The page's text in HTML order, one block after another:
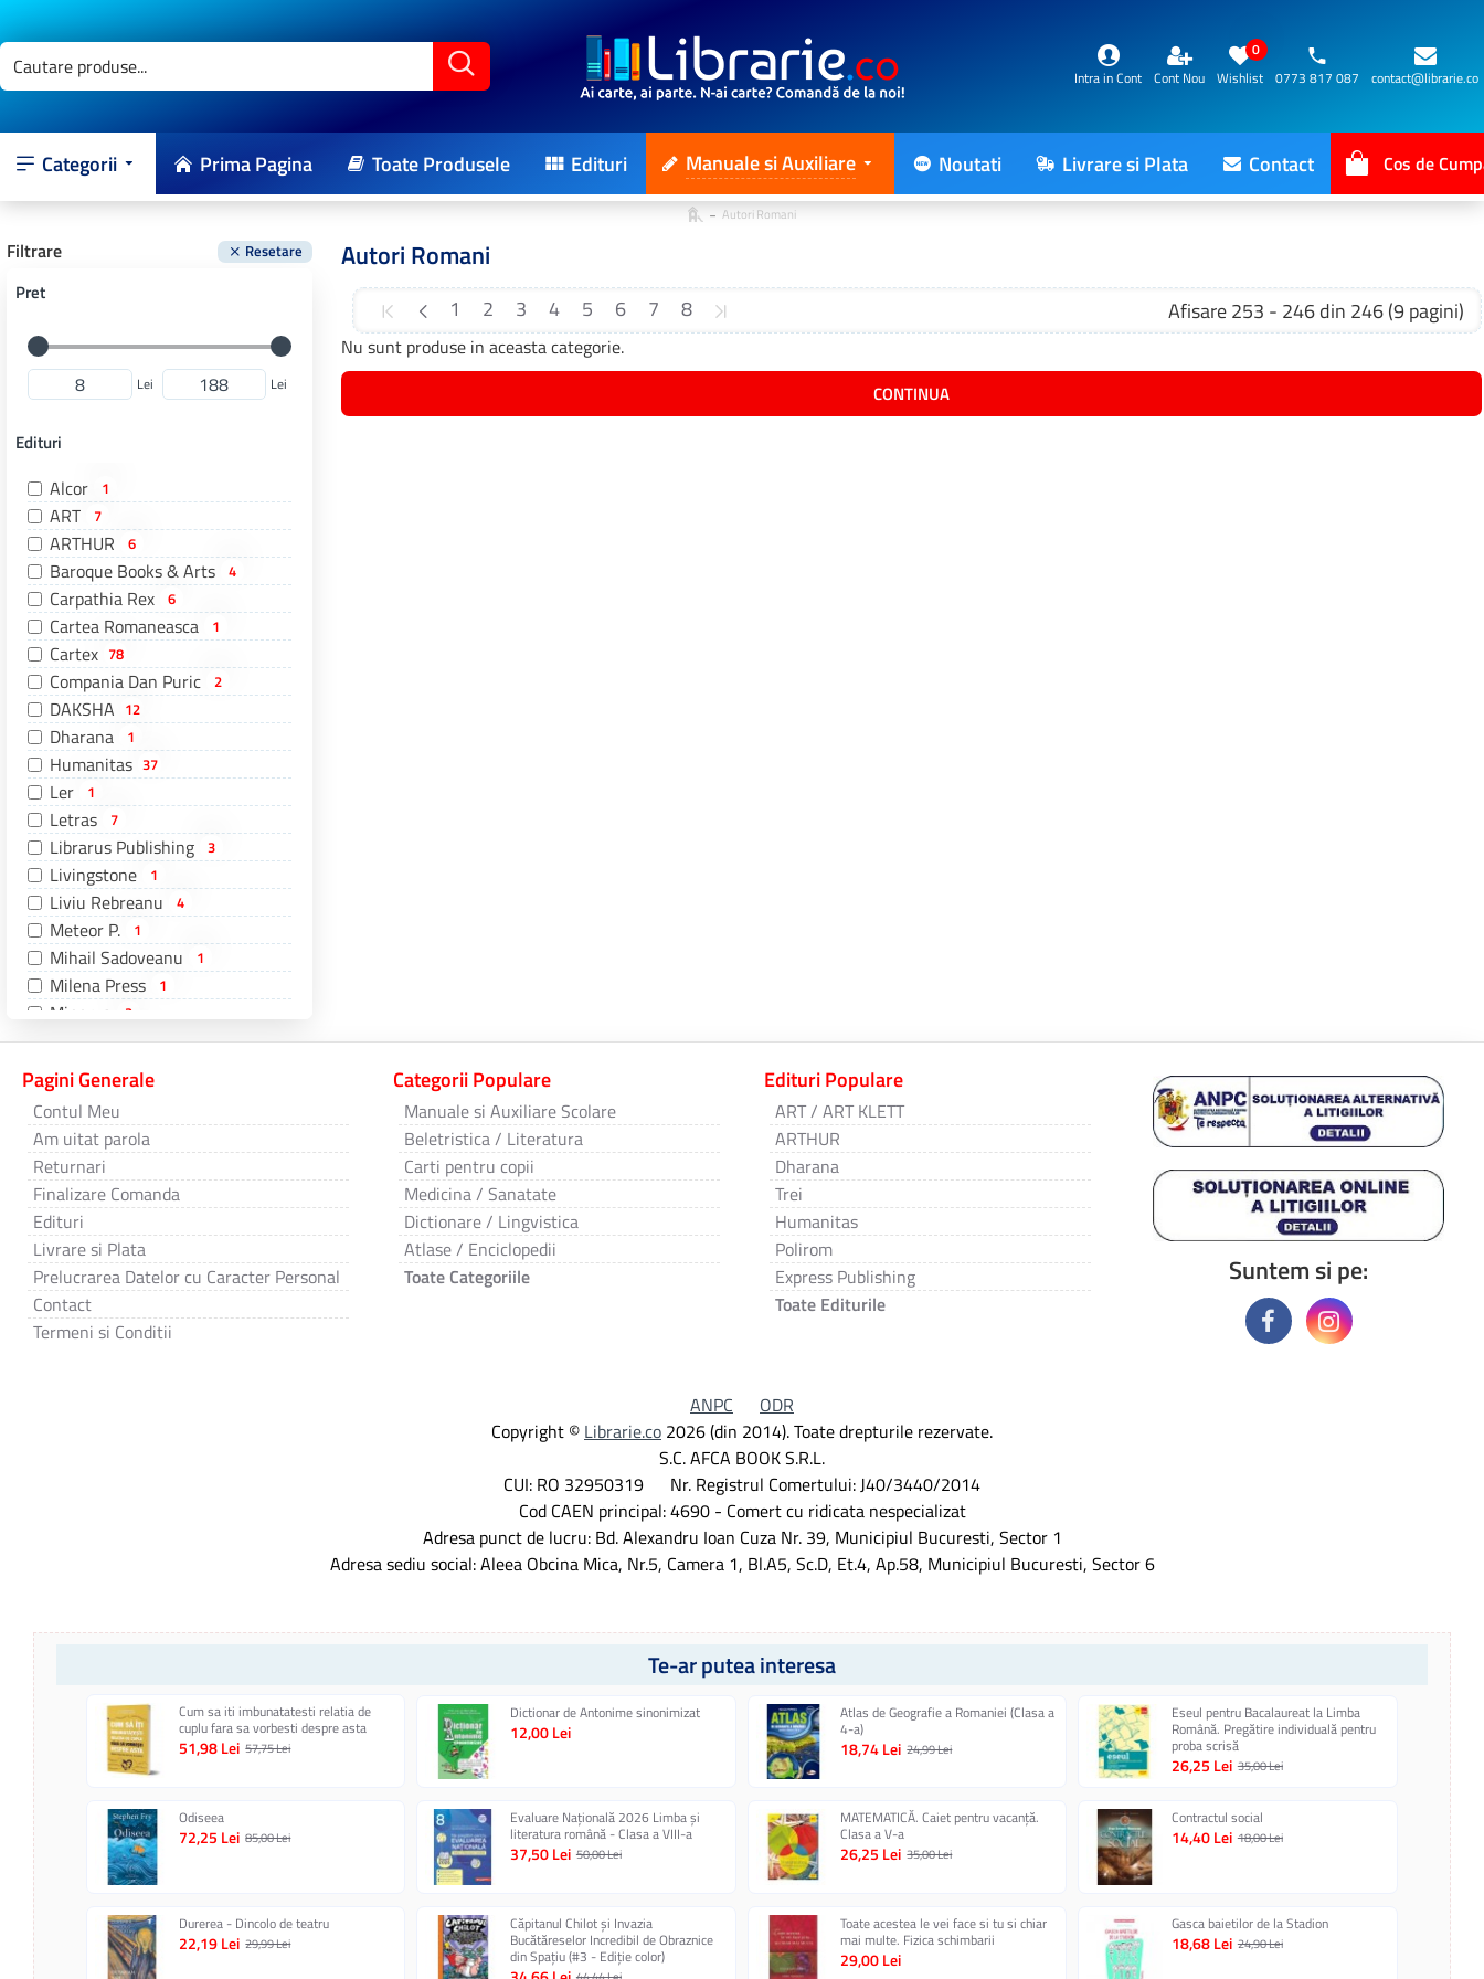
Intra in Cont Cont Nou Wishlist
0
0773 817 087
contact@librarie.co
Categorii Prima Pagina Toate Produsele Edituri Manuale si Auxiliare Noutati Livrare si Plata Contact Cos de
Autori Romani
Filtrare Resetare
Pret
Lei Lei
Edituri
Alcor 1
ART 7
ARTHUR 6
Baroque Books & Arts 4
Carpathia Rex 6
Cartea Romaneasca 1
Cartex 78
Compania Dan Puric 2
DAKSHA 12
Dharana 1
Humanitas 37
Ler 1
Letras 7
Librarus Publishing 3
Livingstone 1
Liviu Rebreanu 4
Meteor P. 1
Mihail Sadoveanu 1
Milena Press 1
Minerva 2
MondoRo 3
NEMIRA
One Book
Pandora M 2
Polirom 9
PRESTIGE 14
Primus 1
Proema 1
Regis 8
Rolcris 1
Roxel Cart 4
Saeculum 2
Autori Romani
1 2 3 4 5 6 7 8 Afisare 253 - 246 din 246 (9 pagini)
Nu sunt produse in aceasta categorie.
CONTINUA
Pagini Generale
Contul Meu
Am uitat parola
Returnari
Finalizare Comanda
Edituri
Livrare si Plata
Prelucrarea Datelor cu Caracter Personal
Contact
Termeni si Conditii
Categorii Populare
Manuale si Auxiliare Scolare
Beletristica / Literatura
Carti pentru copii
Medicina / Sanatate
Dictionare / Lingvistica
Atlase / Enciclopedii
Toate Categoriile
Edituri Populare
ART / ART KLETT
ARTHUR
Dharana
Trei
Humanitas
Polirom
Express Publishing
Toate Editurile
Suntem si pe:
ANPC
ODR
Copyright © Librarie.co 2026 (din 2014). Toate drepturile rezervate.
S.C. AFCA BOOK S.R.L.
CUI: RO 32950319 Nr. Registrul Comertului: J40/3440/2014
Cod CAEN principal: 4690 - Comert cu ridicata nespecializat
Adresa punct de lucru: Bd. Alexandru Ioan Cuza Nr. 39, Municipiul Bucuresti, Sector 1
Adresa sediu social: Aleea Obcina Mica, Nr.5, Camera 1, Bl.A5, Sc.D, Et.4, Ap.58, Municipiul Bucuresti, Sector 6
Te-ar putea interesa
Cum sa iti imbunatatesti relatia de
cuplu fara sa vorbesti despre asta
51,98 Lei 57,75 Lei
Dictionar de Antonime sinonimizat
12,00 Lei
Atlas de Geografie a Romaniei (Clasa a
4-a)
18,74 Lei 24,99 Lei
Eseul pentru Bacalaureat la Limba
Română. Pregătire individuală pentru
proba scrisă
26,25 Lei 35,00 Lei
Odiseea
72,25 Lei 85,00 Lei
Evaluare Națională 2026 Limba și
literatura română - Clasa a VIII-a
37,50 Lei 50,00 Lei
MATEMATICĂ. Caiet pentru vacanță.
Clasa a V-a
26,25 Lei 35,00 Lei
Contractul social
14,40 Lei 18,00 Lei
Durerea - Dincolo de teatru
22,19 Lei 29,99 Lei
Căpitanul Chilot și Invazia
Bucătăreselor Incredibil de Obraznice
din Spațiu (#3 - Ediție color)
Toate acestea le vei face si tu si chiar
mai multe. Fizica schimbarii
29,00 Lei
Gasca baietilor de la Stadion
18,68 Lei 24,90 Lei